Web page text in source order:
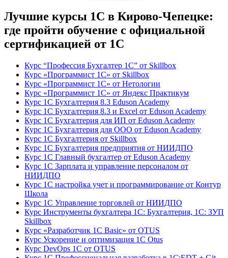
Лучшие курсы 1С в Кирово-Чепецке:
где пройти обучение с официальной
сертификацией от 1С
Курс “Профессия Бухгалтер 1С” от Skillbox
Курс «Программист 1С» от Skillbox
Курс «Программист 1С» от Нетологии
Курс «Программист 1С» от Яндекс Практикум
Курс 1С Бухгалтерия 8.3 Eduson Academy
Курс 1С Бухгалтерия 8.3 и Excel от Eduson Academy
Курс 1С Бухгалтерия для ИП от Eduson Academy
Курс 1С Бухгалтерия для ООО от Eduson Academy
Курс 1С Бухгалтерия от Skillbox
Курс 1С Бухгалтерия предприятия от НИИДПО
Курс 1С Главный бухгалтер от Eduson Academy
Курс 1С Зарплата и управление персоналом от
НИИДПО
Курс 1С настройка учет и программирование от Контур
Школа
Курс 1С Управление торговлей от НИИДПО
Курс Инструменты бухгалтера 1С: Бухгалтерия, 1С: ЗУП
Skillbox
Курс «Разработчик 1С Basic» от OTUS
Курс Ускорение и оптимизация 1С Otus
Курс DevOps 1С от OTUS